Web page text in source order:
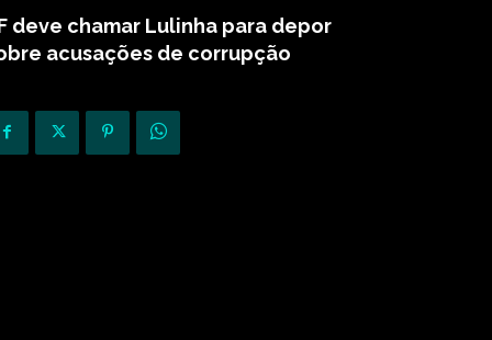
deve chamar Lulinha para depor
acusações de corrupção